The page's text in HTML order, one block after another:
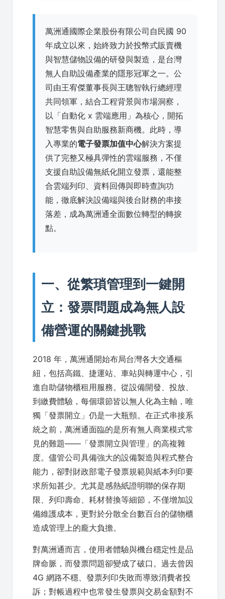
萬洲通國際企業股份有限公司自民國 90
年成立以來，始終致力於投幣式販賣機
與智慧儲物設備的研發與製造，是台灣
無人自助設備產業的隱形冠軍之一。公
司由王宥傑董事長與王聰智執行總經理
共同領軍，結合工程背景與市場洞察，
以「自動化 x 雲端應用」為核心，開拓
智慧零售與自助服務新商機。此時，導
入專業的電子發票加值中心解決方案提
供了完整又極具彈性的雲端服務，不僅
支援自助設備無紙化開立發票，還能整
合雲端列印、資料回傳與即時查詢功
能，徹底解決設備端與後台財務的串接
落差，成為萬洲通全面數位轉型的轉捩
點。
一、從繁瑣管理到一鍵開
立：發票問題成為無人設
備營運的關鍵挑戰
2018 年，萬洲通開始布局台灣各大交通樞
紐，包括高鐵、捷運站、車站與轉運中心，引
進自助儲物櫃租用服務。從設備開發、投放、
到繳費體驗，每個環節皆以無人化為主軸，唯
獨「發票開立」仍是一大瓶頸。在正式串接系
統之前，萬洲通面臨的是所有無人商業模式常
見的難題——「發票開立與管理」的高複雜
度。儘管公司具備強大的設備製造與程式整合
能力，卻對財政部電子發票規範與紙本列印要
求所知甚少。尤其是感熱紙證明聯的保存期
限、列印壽命、耗材替換等細節，不僅增加設
備維護成本，更對於分散全台數百台的儲物櫃
造成管理上的龐大負擔。
對萬洲通而言，使用者體驗與機台穩定性是品
牌命脈，而發票問題卻變成了破口。過去曾因
4G 網路不穩、發票列印失敗而導致消費者投
訴；對帳過程中也常發生發票與交易金額對不